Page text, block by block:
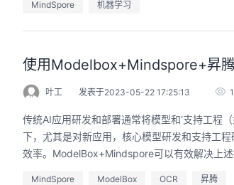
MindSpore 机器学习
使用Modelbox+Mindspore+昇腾
叶工 发表于2023-05-22 17:25:13
传统AI应用研发和部署通常将模型和‘支持工程
下，尤其是对新应用，核心模型研发和支持工
效率。ModelBox+Mindspore可以有效解决上
MindSpore ModelBox OCR 昇腾